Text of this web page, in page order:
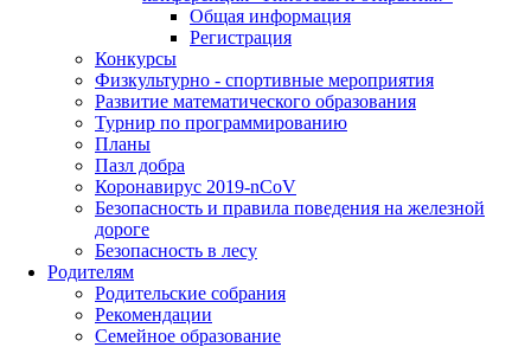
Общая информация
Регистрация
Конкурсы
Физкультурно - спортивные мероприятия
Развитие математического образования
Турнир по программированию
Планы
Пазл добра
Коронавирус 2019-nCoV
Безопасность и правила поведения на железной
дороге
Безопасность в лесу
Родителям
Родительские собрания
Рекомендации
Семейное образование